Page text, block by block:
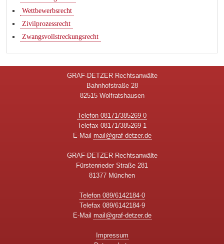
Wettbewerbsrecht
Zivilprozessrecht
Zwangsvollstreckungsrecht
GRAF-DETZER Rechtsanwälte
Bahnhofstraße 28
82515 Wolfratshausen
Telefon 08171/385269-0
Telefax 08171/385269-1
E-Mail mail@graf-detzer.de
GRAF-DETZER Rechtsanwälte
Fürstenrieder Straße 281
81377 München
Telefon 089/6142184-0
Telefax 089/6142184-9
E-Mail mail@graf-detzer.de
Impressum